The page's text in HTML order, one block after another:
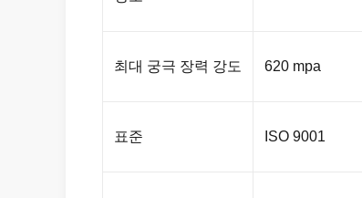
최대 궁극 장력 강도 620 mpa
표준 ISO 9001